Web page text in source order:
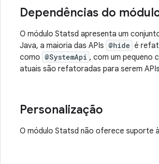
Dependências do
O módulo Statsd apresenta um
Java, a maioria das APIs @hide é
como @SystemApi , com um pequeno
atuais são refatoradas para serem
Personalização
O módulo Statsd não oferece suporte